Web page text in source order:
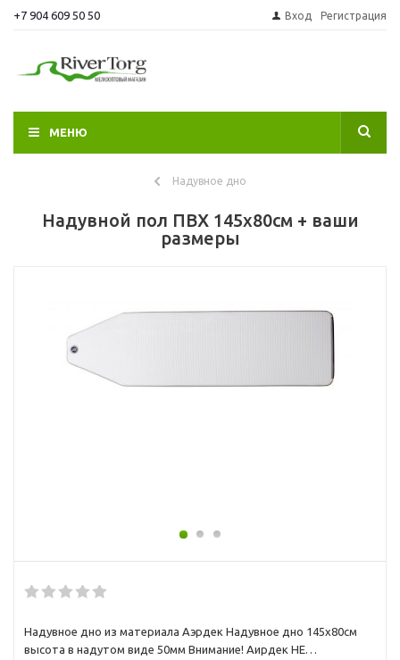
+7 904 609 50 50 Вход Регистрация
МЕНЮ
Надувное дно
Надувной пол ПВХ 145х80см + ваши
размеры
Надувное дно из материала Аэрдек Надувное дно 145х80см
высота в надутом виде 50мм Внимание! Аирдек НЕ